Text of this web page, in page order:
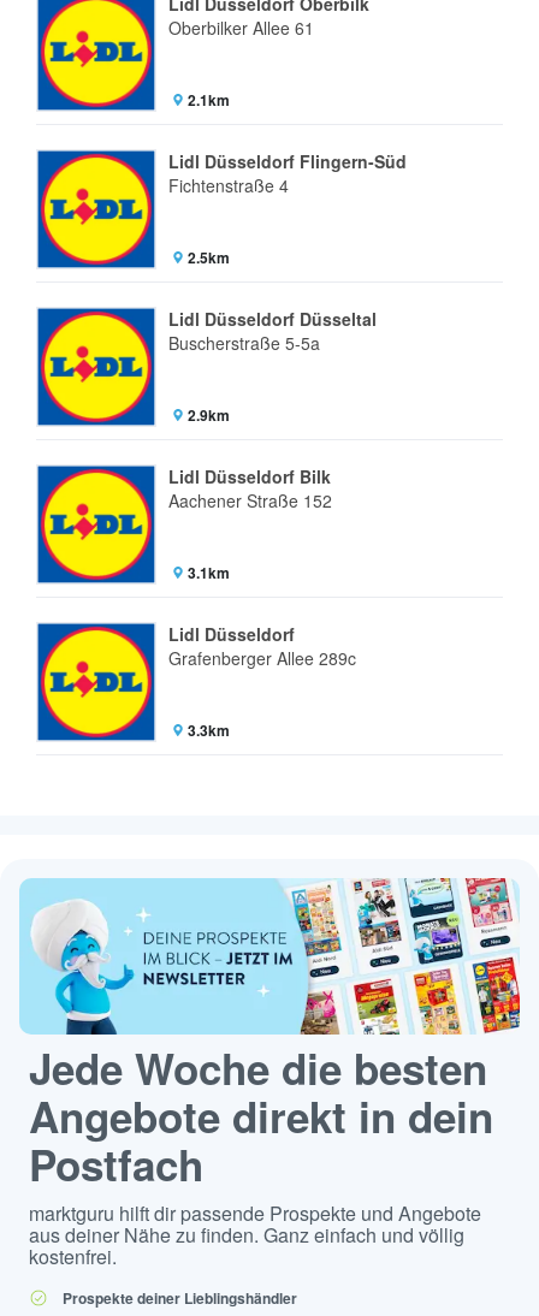
Oberbilker Allee 61
2.1km
Lidl Düsseldorf Flingern-Süd
Fichtenstraße 4
2.5km
Lidl Düsseldorf Düsseltal
Buscherstraße 5-5a
2.9km
Lidl Düsseldorf Bilk
Aachener Straße 152
3.1km
Lidl Düsseldorf
Grafenberger Allee 289c
3.3km
Jede Woche die besten
Angebote direkt in dein
Postfach
marktguru hilft dir passende Prospekte und Angebote
aus deiner Nähe zu finden. Ganz einfach und völlig
kostenfrei.
Prospekte deiner Lieblingshändler